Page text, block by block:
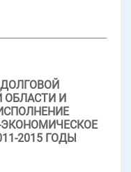
И
2015 ГОДЫ